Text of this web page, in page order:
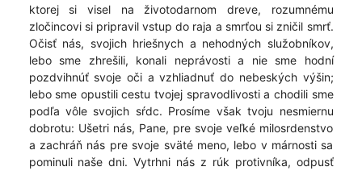
ktorej si visel na životodarnom dreve, rozumnému
zločincovi si pripravil vstup do raja a smrťou si zničil smrť.
Očisť nás, svojich hriešnych a nehodných služobníkov,
lebo sme zhrešili, konali neprávosti a nie sme hodní
pozdvihnúť svoje oči a vzhliadnuť do nebeských výšin;
lebo sme opustili cestu tvojej spravodlivosti a chodili sme
podľa vôle svojich sŕdc. Prosíme však tvoju nesmiernu
dobrotu: Ušetri nás, Pane, pre svoje veľké milosrdenstvo
a zachráň nás pre svoje sväté meno, lebo v márnosti sa
pominuli naše dni. Vytrhni nás z rúk protivníka, odpusť